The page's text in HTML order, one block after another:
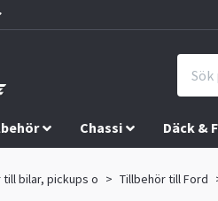
Chassi Däck &
bilar, pickups o Tillbehör till Ford